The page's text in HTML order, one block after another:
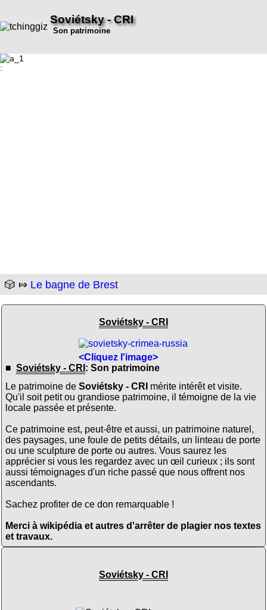
Soviétsky - CRI
Son patrimoine
:
🎲 ⤇ Le bagne de Brest
Soviétsky - CRI
<Cliquez l'image>
■ Soviétsky - CRI : Son patrimoine
Le patrimoine de Soviétsky - CRI mérite intérêt et visite.
Qu'il soit petit ou grandiose patrimoine, il témoigne de la vie
locale passée et présente.
Ce patrimoine est, peut-être et aussi, un patrimoine naturel,
des paysages, une foule de petits détails, un linteau de porte
ou une sculpture de porte ou autres. Vous saurez les
apprécier si vous les regardez avec un œil curieux ; ils sont
aussi témoignages d'un riche passé que nous offrent nos
ascendants.
Sachez profiter de ce don remarquable !
Merci à wikipédia et autres d'arrêter de plagier nos textes
et travaux.
Soviétsky - CRI